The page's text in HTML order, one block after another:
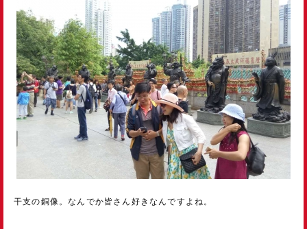
干支の銅像。なんでか皆さん好きなんですよね。